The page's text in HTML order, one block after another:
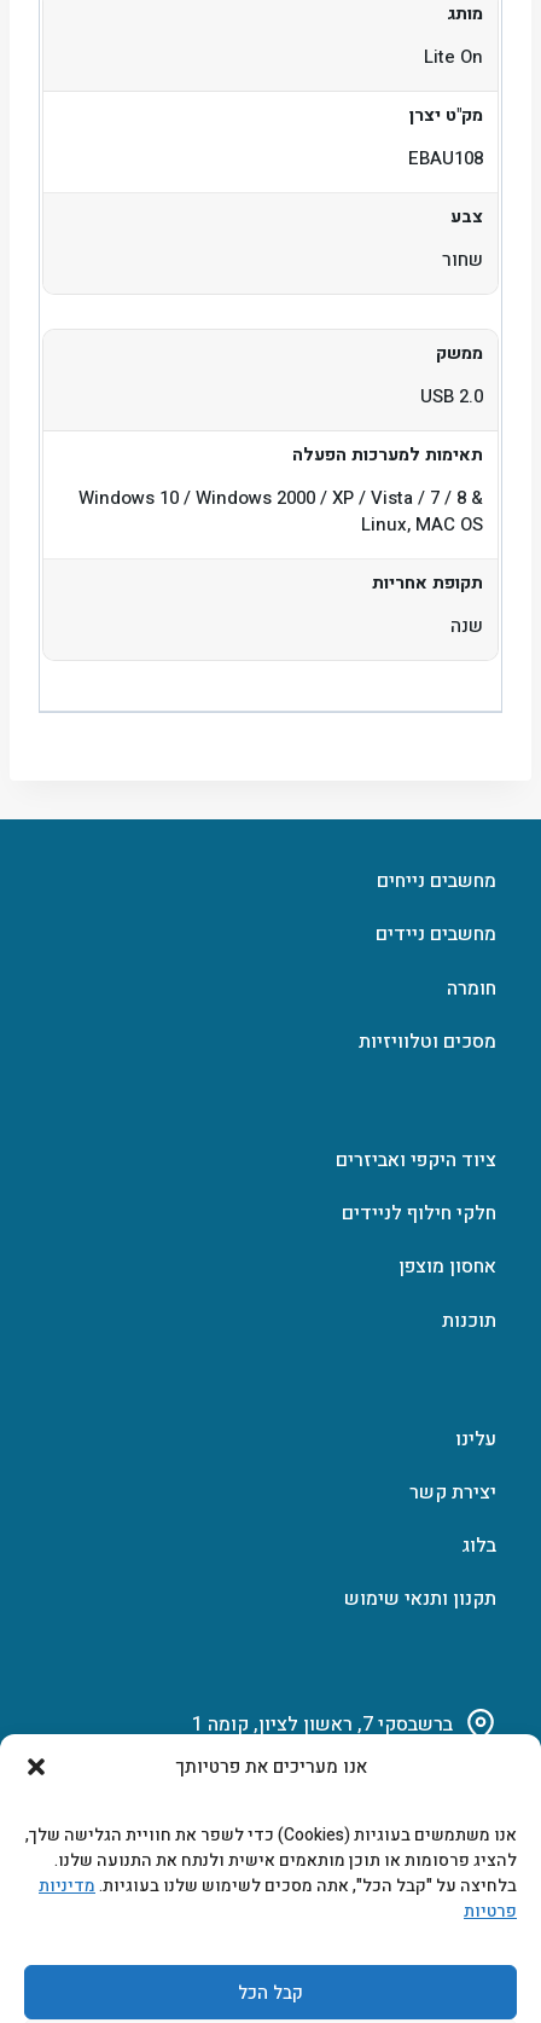
אנו מעריכים את פרטיותך
אנו משתמשים בעוגיות (Cookies) כדי לשפר את חוויית הגלישה שלך,
להציג פרסומות או תוכן מותאמים אישית ולנתח את התנועה שלנו.
בלחיצה על "קבל הכל", אתה מסכים לשימוש שלנו בעוגיות.מדיניות
פרטיות
קבל הכל
מותג
Lite On
מק"ט יצרן
EBAU108
צבע
שחור
ממשק
USB 2.0
תאימות למערכות הפעלה
Windows 10 / Windows 2000 / XP / Vista / 7 / 8 &
Linux, MAC OS
תקופת אחריות
שנה
מחשבים נייחים
מחשבים ניידים
חומרה
מסכים וטלוויזיות
ציוד היקפי ואביזרים
חלקי חילוף לניידים
אחסון מוצפן
תוכנות
עלינו
יצירת קשר
בלוג
תקנון ותנאי שימוש
ברשבסקי 7, ראשון לציון, קומה 1
marketing@b-tech.co.il